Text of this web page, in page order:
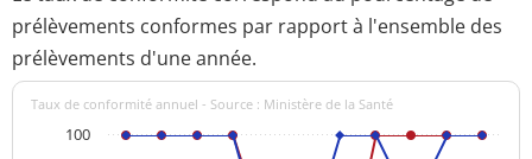
prélèvements conformes par rapport à l'ensemble des
prélèvements d'une année.
Taux de conformité annuel - Source : Ministère de la Santé
100